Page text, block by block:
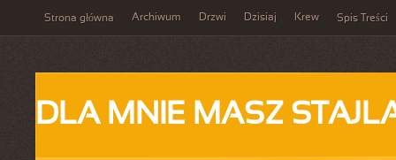
Strona główna Archiwum Drzwi Dzisiaj Krew Spis Treści
DLA MNIE MASZ